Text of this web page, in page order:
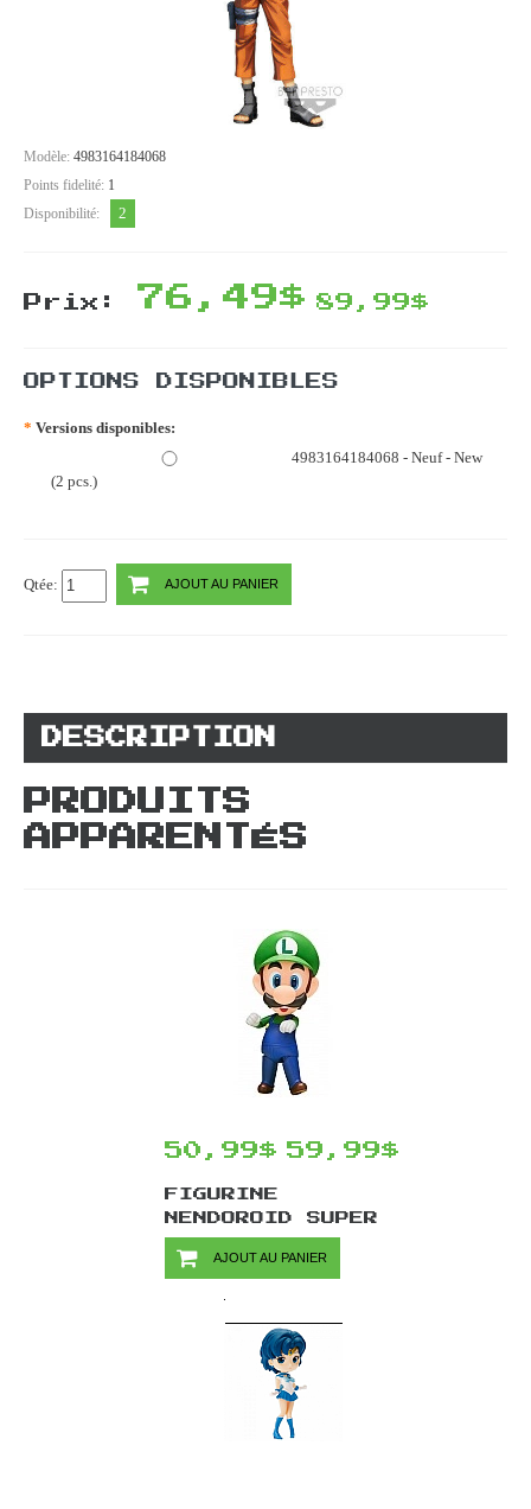
Modèle: 4983164184068
Points fidelité: 1
Disponibilité:
2
Prix: 76,49$ 89,99$
OPTIONS DISPONIBLES
* Versions disponibles:
4983164184068 - Neuf - New
(2 pcs.)
Qtée: AJOUT AU PANIER
DESCRIPTION
PRODUITS
APPARENTÉS
50,99$ 59,99$
FIGURINE
NENDOROID SUPER
MARIO #393 PAR
GOOD SMILE
AJOUT AU PANIER